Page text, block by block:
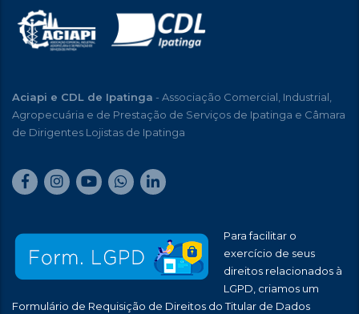
Aciapi e CDL de Ipatinga - Associação Comercial, Industrial,
Agropecuária e de Prestação de Serviços de Ipatinga e Câmara
de Dirigentes Lojistas de Ipatinga
Para facilitar o
exercício de seus
direitos relacionados à
LGPD, criamos um
Formulário de Requisição de Direitos do Titular de Dados